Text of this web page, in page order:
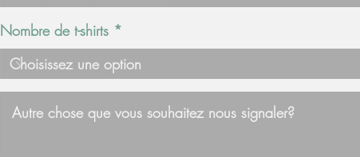
Nombre de t-shirts